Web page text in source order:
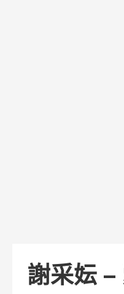
謝采妘 –